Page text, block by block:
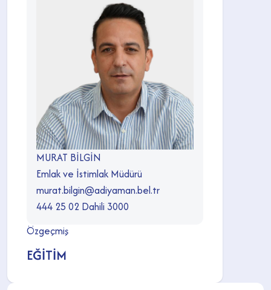
MURAT BİLGİN
Emlak ve İstimlak Müdürü
murat.bilgin@adiyaman.bel.tr
444 25 02 Dahili 3000
Özgeçmiş
EĞİTİM